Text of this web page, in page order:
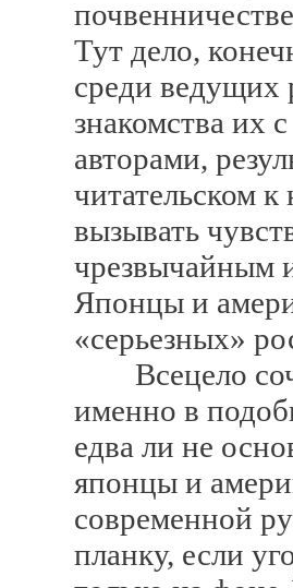
Тут дело,
среди ведущих
знакомства их
авторами,
читательском
вызывать
чрезвычайным
Японцы и
«серьезных»
Всецело
именно в
едва ли не
японцы и
современной
планку, если